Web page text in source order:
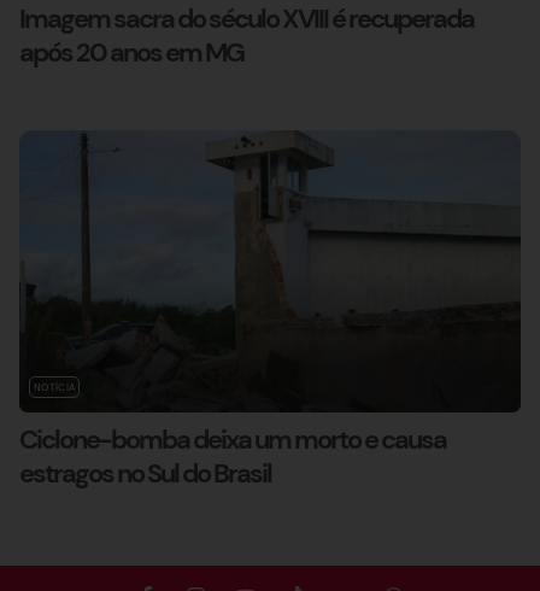
Imagem sacra do século XVIII é recuperada
após 20 anos em MG
NOTÍCIA
Ciclone-bomba deixa um morto e causa
estragos no Sul do Brasil